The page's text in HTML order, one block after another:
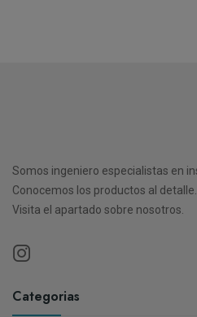
Somos ingeniero especialistas en
Conocemos los productos al
Visita el apartado sobre nosotros.
Categorias